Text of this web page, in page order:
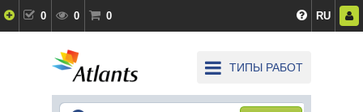
0 0 0 RU
ТИПЫ РАБОТ